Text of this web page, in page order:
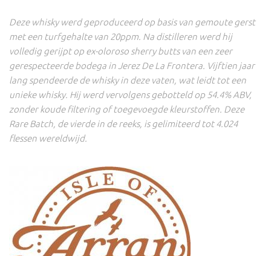
Deze whisky werd geproduceerd op basis van gemoute gerst
met een turfgehalte van 20ppm. Na distilleren werd hij
volledig gerijpt op ex-oloroso sherry butts van een zeer
gerespecteerde bodega in Jerez De La Frontera. Vijftien jaar
lang spendeerde de whisky in deze vaten, wat leidt tot een
unieke whisky. Hij werd vervolgens gebotteld op 54.4% ABV,
zonder koude filtering of toegevoegde kleurstoffen. Deze
Rare Batch, de vierde in de reeks, is gelimiteerd tot 4.024
flessen wereldwijd.